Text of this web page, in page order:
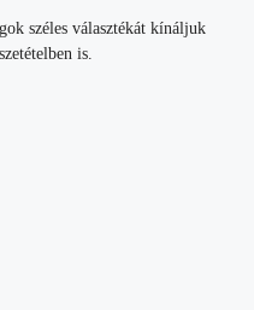
széles választékát kínáljuk
is.